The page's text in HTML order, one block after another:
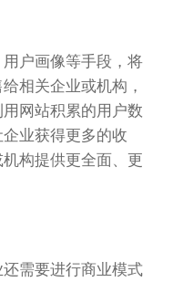
户画像等手段，将
相关企业或机构，
网站积累的用户数
业获得更多的收
构提供更全面、更
需要进行商业模式